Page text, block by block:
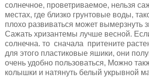
солнечное, проветриваемое, нельзя
местах, где близко грунтовые воды,
плохо развиваться может вымерзнуть
Сажать хризантемы лучше весной.
солнечна. то сначала притените
для этого пластиковые яшики, они
очень удобно пользоваться, Можно
колышки и натянуть белый укрывной